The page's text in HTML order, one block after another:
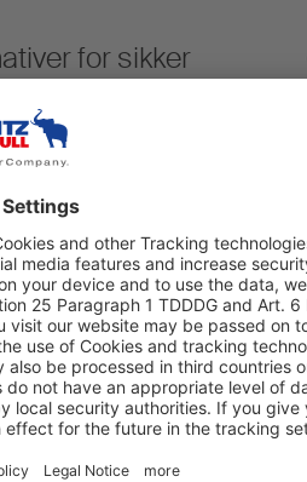
for sikker
trauet for
uten sidebord